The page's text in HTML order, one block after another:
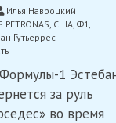
Илья Навроцкий
США Ф1
Гутьеррес
on
продемонстрирует
«Мерседес»
в
Сономе
1
за руль
во время